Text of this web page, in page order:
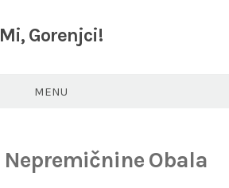
Mi, Gorenjci!
MENU
Nepremičnine Obala